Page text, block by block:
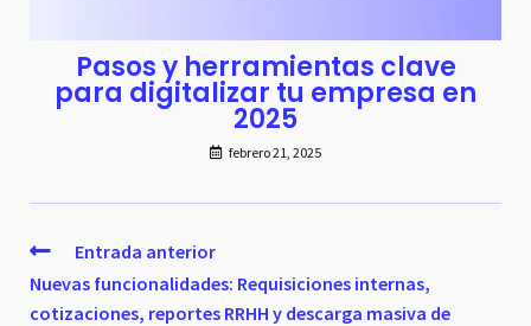
Pasos y herramientas clave
para digitalizar tu empresa en
2025
febrero 21, 2025
Entrada anterior
Nuevas funcionalidades: Requisiciones internas,
cotizaciones, reportes RRHH y descarga masiva de